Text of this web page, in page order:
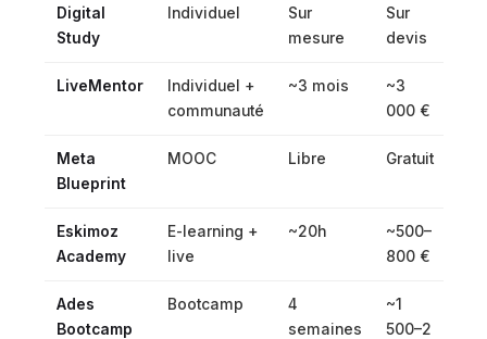
Digital
Study
Individuel
Sur
mesure
Sur
devis
LiveMentor
Individuel +
communauté
~3 mois
~3
000 €
Meta
Blueprint
MOOC Libre Gratuit
Eskimoz
Academy
E-learning +
live
~20h
~500–
800 €
Ades
Bootcamp
Bootcamp
4
semaines
~1
500–2